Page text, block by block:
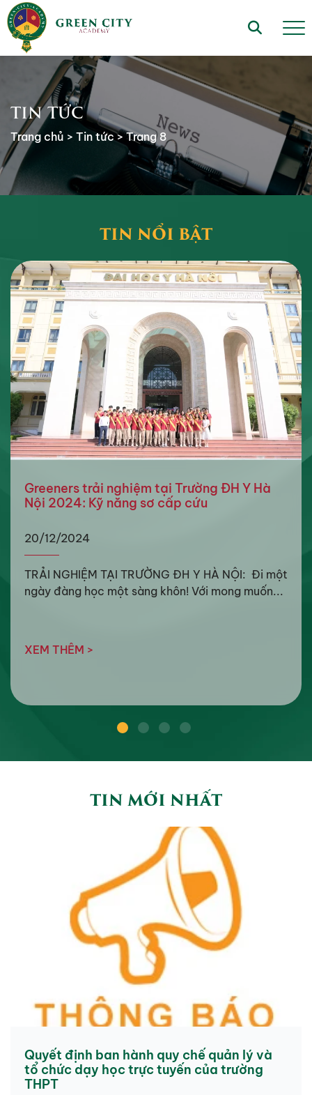
TIN TỨC
Trang chủ > Tin tức>Trang 8
TIN NỔI BẬT
Greeners trải nghiệm tại Trường ĐH Y Hà
Nội 2024: Kỹ năng sơ cấp cứu
20/12/2024
TRẢI NGHIỆM TẠI TRƯỜNG ĐH Y HÀ NỘI: Đi một
ngày đàng học một sàng khôn! Với mong muốn...
XEM THÊM >
TIN MỚI NHẤT
Quyết định ban hành quy chế quản lý và
tổ chức dạy học trực tuyến của trường
THPT